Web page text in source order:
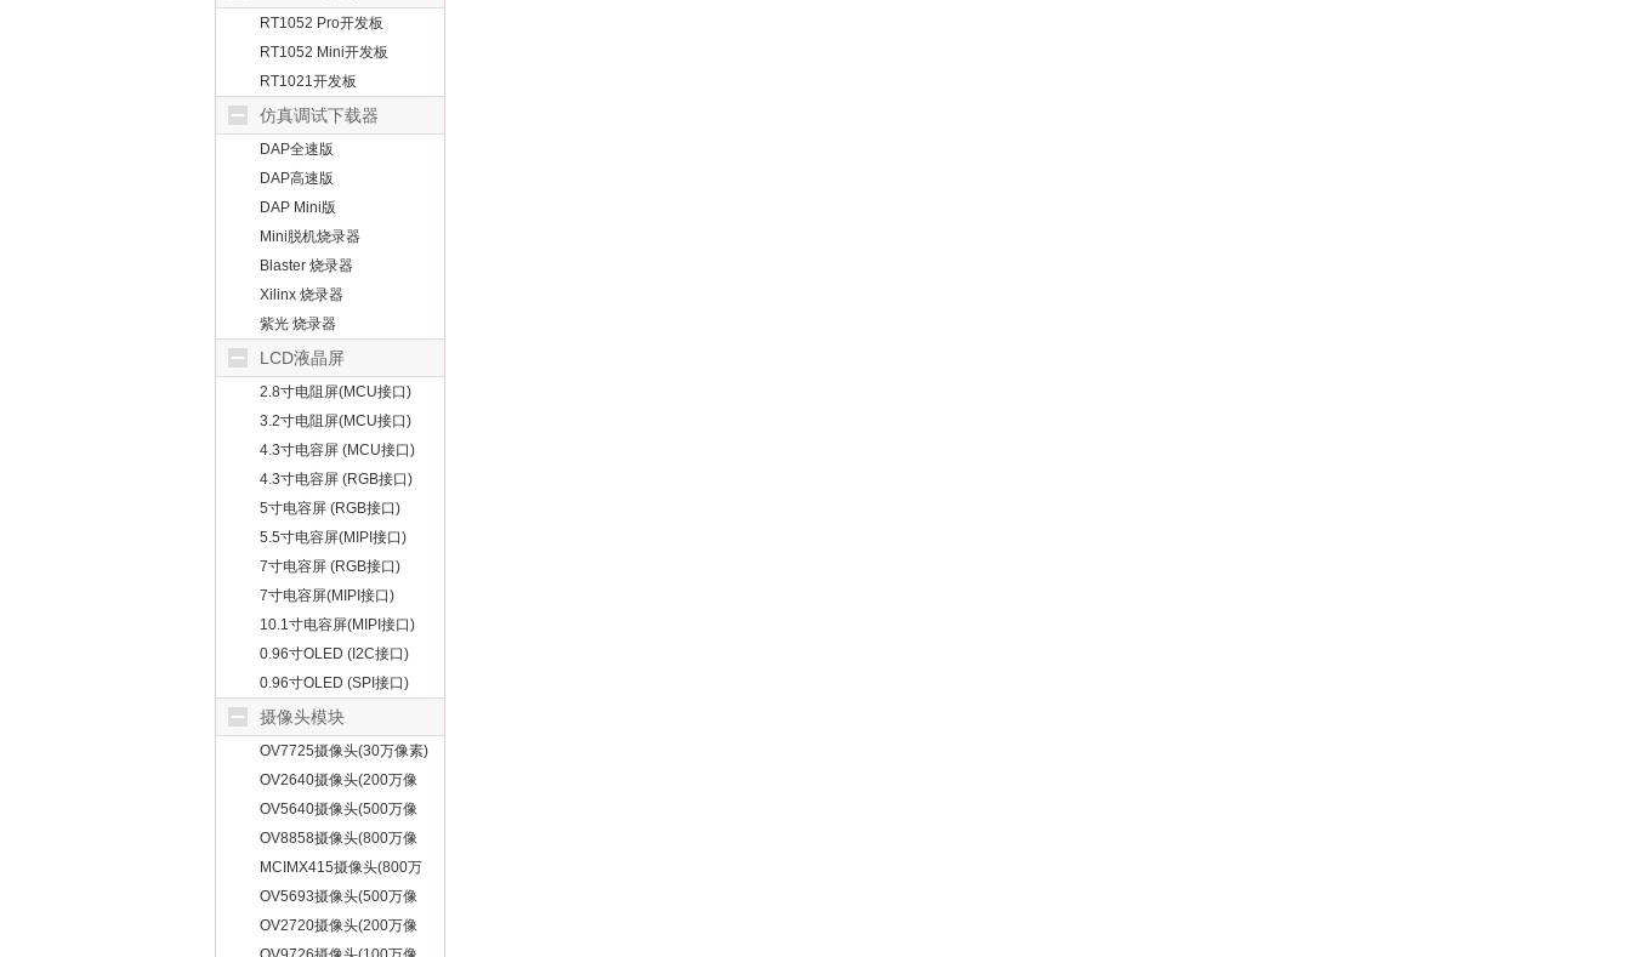
RT1052 Pro开发板
RT1052 Mini开发板
RT1021开发板
仿真调试下载器
DAP全速版
DAP高速版
DAP Mini版
Mini脱机烧录器
Blaster 烧录器
Xilinx 烧录器
紫光 烧录器
LCD液晶屏
2.8寸电阻屏(MCU接口)
3.2寸电阻屏(MCU接口)
4.3寸电容屏 (MCU接口)
4.3寸电容屏 (RGB接口)
5寸电容屏 (RGB接口)
5.5寸电容屏(MIPI接口)
7寸电容屏 (RGB接口)
7寸电容屏(MIPI接口)
10.1寸电容屏(MIPI接口)
0.96寸OLED (I2C接口)
0.96寸OLED (SPI接口)
摄像头模块
OV7725摄像头(30万像素)
OV2640摄像头(200万像
素)
OV5640摄像头(500万像
素)
OV8858摄像头(800万像
素)
MCIMX415摄像头(800万
像素)
OV5693摄像头(500万像
素)
OV2720摄像头(200万像